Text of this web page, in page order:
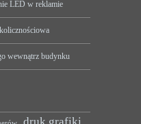
LED w reklamie
wewnątrz budynku